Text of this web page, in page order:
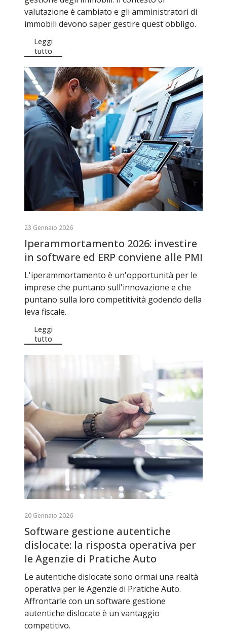
valutazione è cambiato e gli amministratori di
immobili devono saper gestire quest'obbligo.
Leggi
tutto
23 Gennaio 2026
Iperammortamento 2026: investire
in software ed ERP conviene alle PMI
L'iperammortamento è un'opportunità per le
imprese che puntano sull'innovazione e che
puntano sulla loro competitività godendo della
leva fiscale.
Leggi
tutto
20 Gennaio 2026
Software gestione autentiche
dislocate: la risposta operativa per
le Agenzie di Pratiche Auto
Le autentiche dislocate sono ormai una realtà
operativa per le Agenzie di Pratiche Auto.
Affrontarle con un software gestione
autentiche dislocate è un vantaggio
competitivo.